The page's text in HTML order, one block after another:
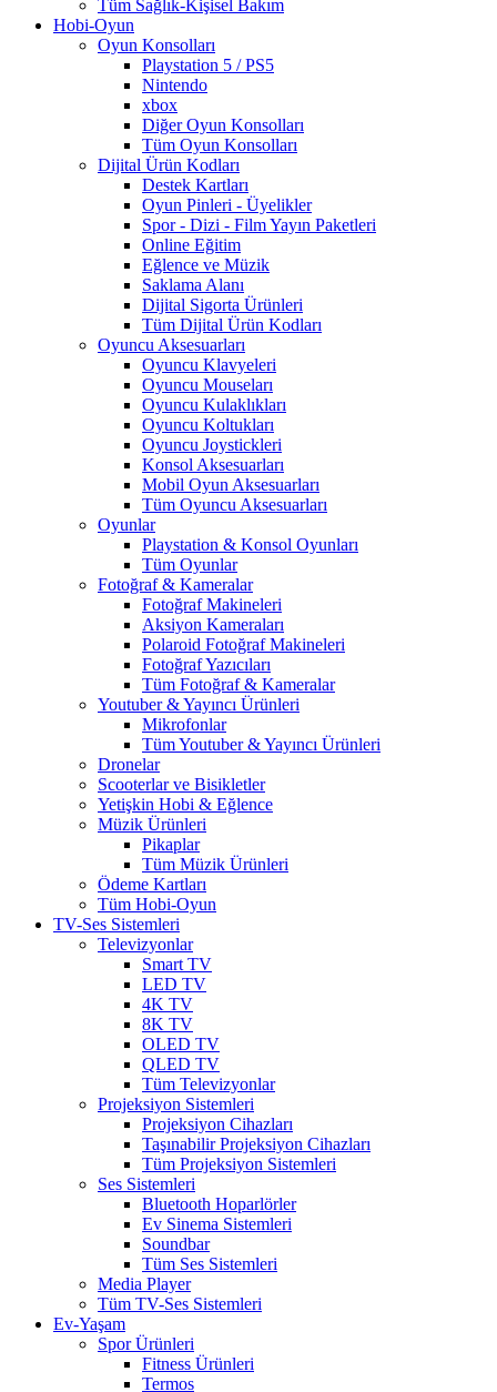
Tüm Sağlık-Kişisel Bakım
Hobi-Oyun
Oyun Konsolları
Playstation 5 / PS5
Nintendo
xbox
Diğer Oyun Konsolları
Tüm Oyun Konsolları
Dijital Ürün Kodları
Destek Kartları
Oyun Pinleri - Üyelikler
Spor - Dizi - Film Yayın Paketleri
Online Eğitim
Eğlence ve Müzik
Saklama Alanı
Dijital Sigorta Ürünleri
Tüm Dijital Ürün Kodları
Oyuncu Aksesuarları
Oyuncu Klavyeleri
Oyuncu Mouseları
Oyuncu Kulaklıkları
Oyuncu Koltukları
Oyuncu Joystickleri
Konsol Aksesuarları
Mobil Oyun Aksesuarları
Tüm Oyuncu Aksesuarları
Oyunlar
Playstation & Konsol Oyunları
Tüm Oyunlar
Fotoğraf & Kameralar
Fotoğraf Makineleri
Aksiyon Kameraları
Polaroid Fotoğraf Makineleri
Fotoğraf Yazıcıları
Tüm Fotoğraf & Kameralar
Youtuber & Yayıncı Ürünleri
Mikrofonlar
Tüm Youtuber & Yayıncı Ürünleri
Dronelar
Scooterlar ve Bisikletler
Yetişkin Hobi & Eğlence
Müzik Ürünleri
Pikaplar
Tüm Müzik Ürünleri
Ödeme Kartları
Tüm Hobi-Oyun
TV-Ses Sistemleri
Televizyonlar
Smart TV
LED TV
4K TV
8K TV
OLED TV
QLED TV
Tüm Televizyonlar
Projeksiyon Sistemleri
Projeksiyon Cihazları
Taşınabilir Projeksiyon Cihazları
Tüm Projeksiyon Sistemleri
Ses Sistemleri
Bluetooth Hoparlörler
Ev Sinema Sistemleri
Soundbar
Tüm Ses Sistemleri
Media Player
Tüm TV-Ses Sistemleri
Ev-Yaşam
Spor Ürünleri
Fitness Ürünleri
Termos